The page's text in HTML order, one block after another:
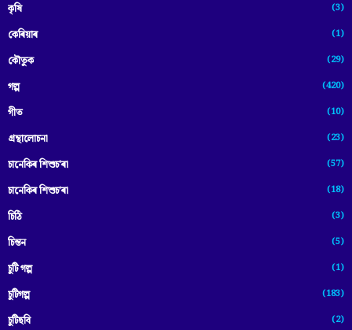
কৃষি (3)
কেৰিয়াৰ (1)
কৌতুক (29)
গল্প (420)
গীত (10)
গ্ৰন্থালোচনা (23)
চানেকিৰ শিশুচ'ৰা (57)
চানেকিৰ শিশুচ’ৰা (18)
চিঠি (3)
চিন্তন (5)
চুটি গল্প (1)
চুটিগল্প (183)
চুটিছবি (2)